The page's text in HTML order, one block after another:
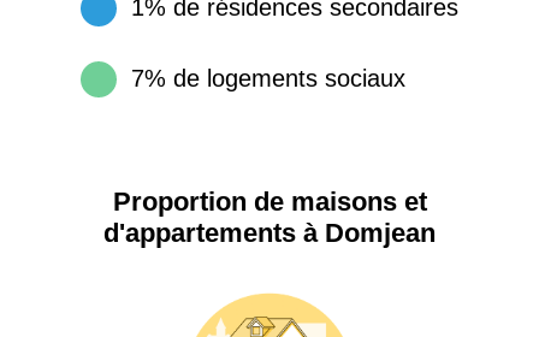
1% de résidences secondaires
7% de logements sociaux
Proportion de maisons et
d'appartements à Domjean